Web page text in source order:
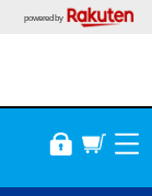
powered by